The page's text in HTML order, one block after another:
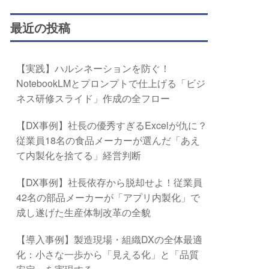
最近の投稿
【実践】ハルシネーションを防ぐ！
NotebookLMとプロンプトで仕上げる「ビジ
ネス研修スライド」作成の全フロー
【DX事例】社長の優秀すぎるExcelが仇に？
従業員18名の食品メーカーが選んだ「あえ
て内製化を捨てる」経営判断
【DX事例】社長依存から脱却せよ！従業員
42名の部品メーカーが「アプリ内製化」で
成し遂げた生産体制改革の全貌
【導入事例】製造現場・組織DXの全体最適
化：小さな一歩から「見える化」と「品質